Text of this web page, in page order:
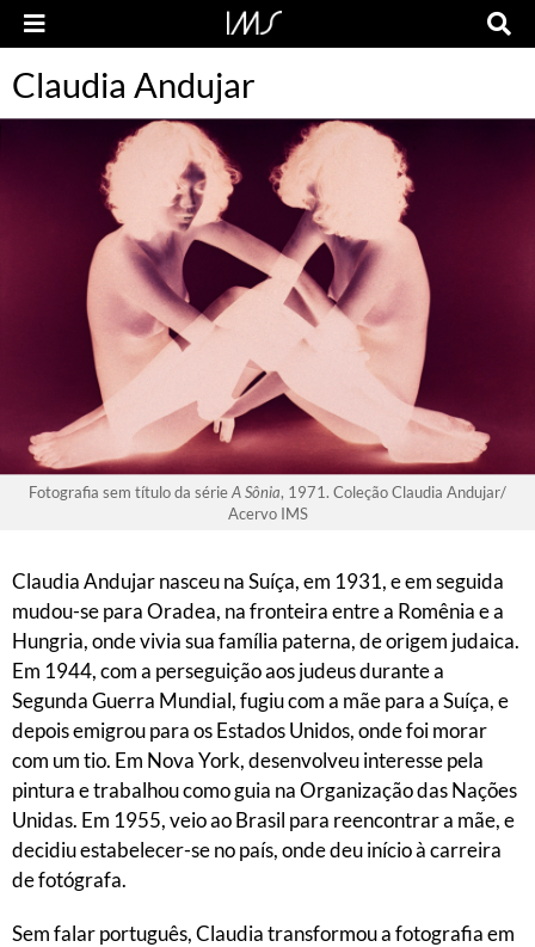
Claudia Andujar
Fotografia sem título da sérieA Sônia, 1971. Coleção Claudia Andujar/
Acervo IMS
Claudia Andujar nasceu na Suíça, em 1931, e em seguida
mudou-se para Oradea, na fronteira entre a Romênia e a
Hungria, onde vivia sua família paterna, de origem judaica.
Em 1944, com a perseguição aos judeus durante a
Segunda Guerra Mundial, fugiu com a mãe para a Suíça, e
depois emigrou para os Estados Unidos, onde foi morar
com um tio. Em Nova York, desenvolveu interesse pela
pintura e trabalhou como guia na Organização das Nações
Unidas. Em 1955, veio ao Brasil para reencontrar a mãe, e
decidiu estabelecer-se no país, onde deu início à carreira
de fotógrafa.
Sem falar português, Claudia transformou a fotografia em